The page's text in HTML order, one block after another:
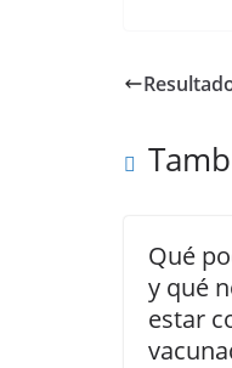
Qué
y qué
estar